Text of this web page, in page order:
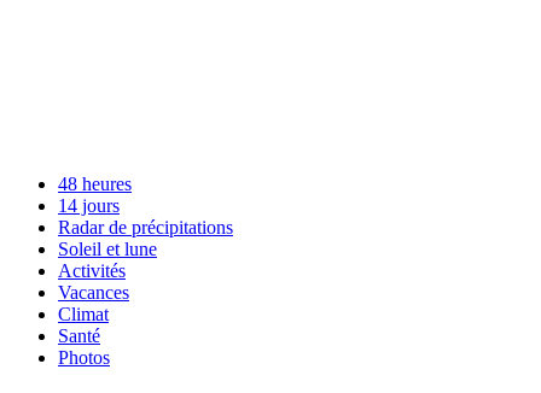
48 heures
14 jours
Radar de précipitations
Soleil et lune
Activités
Vacances
Climat
Santé
Photos